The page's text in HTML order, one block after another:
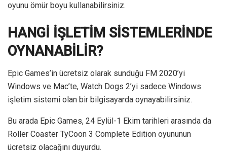
oyunu ömür boyu kullanabilirsiniz.
HANGİ İŞLETİM SİSTEMLERİNDE
OYNANABİLİR?
Epic Games’in ücretsiz olarak sunduğu FM 2020’yi
Windows ve Mac’te, Watch Dogs 2’yi sadece Windows
işletim sistemi olan bir bilgisayarda oynayabilirsiniz.
Bu arada Epic Games, 24 Eylül-1 Ekim tarihleri arasında da
Roller Coaster TyCoon 3 Complete Edition oyununun
ücretsiz olacağını duyurdu.